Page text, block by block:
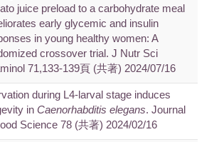
juice preload to a carbohydrate meal
early glycemic and insulin
in young healthy women: A
crossover trial. J Nutr Sci
71,133-139頁 (共著) 2024/07/16
during L4-larval stage induces
in Caenorhabditis elegans. Journal
Science 78 (共著) 2024/02/16